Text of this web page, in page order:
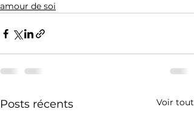
amour de soi
Posts récents Voir tout